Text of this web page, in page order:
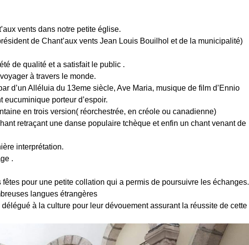
vents dans notre petite église.
de Chant’aux vents Jean Louis Bouilhol et de la municipalité)
de qualité et a satisfait le public .
à travers le monde.
d’un Alléluia du 13eme siècle, Ave Maria, musique de film d’Ennio
porteur d’espoir.
en trois version( réorchestrée, en créole ou canadienne)
retraçant une danse populaire tchèque et enfin un chant venant de
interprétation.
.
pour une petite collation qui a permis de poursuivre les échanges.
langues étrangères
à la culture pour leur dévouement assurant la réussite de cette